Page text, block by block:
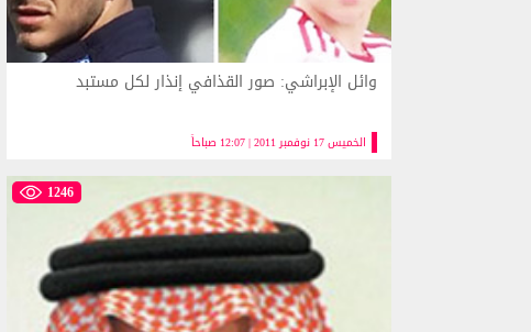
الخميس 17 نوفمبر 2011 | 12:07 صباحاً
وائل الإبراشي: صور القذافي إنذار لكل مستبد
1246